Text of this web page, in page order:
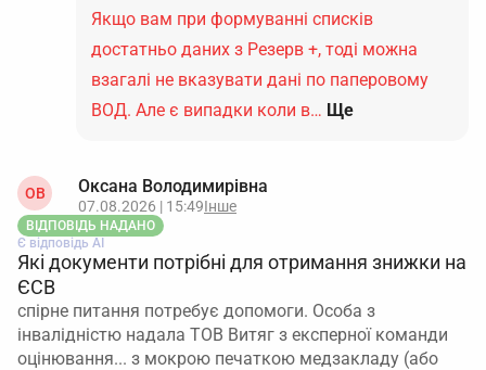
Якщо вам при формуванні списків
достатньо даних з Резерв +, тоді можна
взагалі не вказувати дані по паперовому
ВОД. Але є випадки коли в… Ще
ОВ Оксана Володимирівна
07.08.2026 | 15:49Інше
ВІДПОВІДЬ НАДАНО
Є відповідь АІ
Які документи потрібні для отримання знижки на
ЄСВ
спірне питання потребує допомоги. Особа з
інвалідністю надала ТОВ Витяг з експерної команди
оцінювання... з мокрою печаткою медзакладу (або